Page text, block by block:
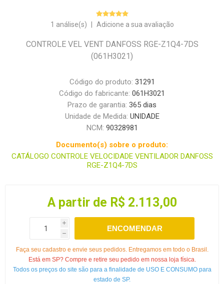
1 análise(s) Adicione a sua avaliação
CONTROLE VEL VENT DANFOSS RGE-Z1Q4-7DS
(061H3021)
Código do produto: 31291
Código do fabricante: 061H3021
Prazo de garantia: 365 dias
Unidade de Medida: UNIDADE
NCM: 90328981
Documento(s) sobre o produto:
CATÁLOGO CONTROLE VELOCIDADE VENTILADOR DANFOSS
RGE-Z1Q4-7DS
A partir de R$ 2.113,00
i
h
ENCOMENDAR
Faça seu cadastro e envie seus pedidos. Entregamos em todo o Brasil.
Está em SP? Compre e retire seu pedido em nossa loja física.
Todos os preços do site são para a finalidade de USO E CONSUMO para
estado de SP.